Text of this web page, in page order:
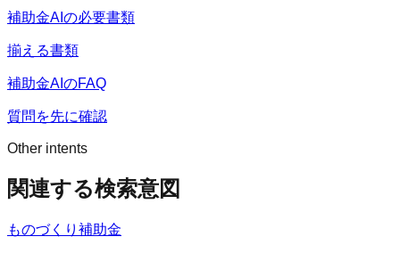
補助金AIの必要書類
揃える書類
補助金AIのFAQ
質問を先に確認
Other intents
関連する検索意図
ものづくり補助金